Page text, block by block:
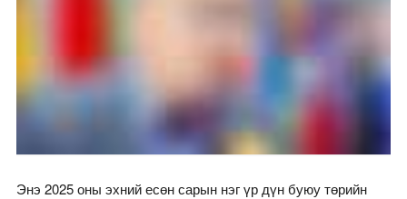
Энэ 2025 оны эхний есөн сарын нэг үр дүн буюу төрийн